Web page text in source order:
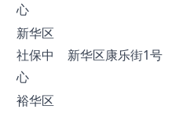
心
新华区
社保中
心
新华区康乐街1号
裕华区